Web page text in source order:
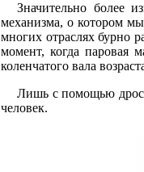
Значительно более
механизма, о котором
многих отраслях бурно
момент, когда паровая
коленчатого вала
Лишь с помощью
человек.